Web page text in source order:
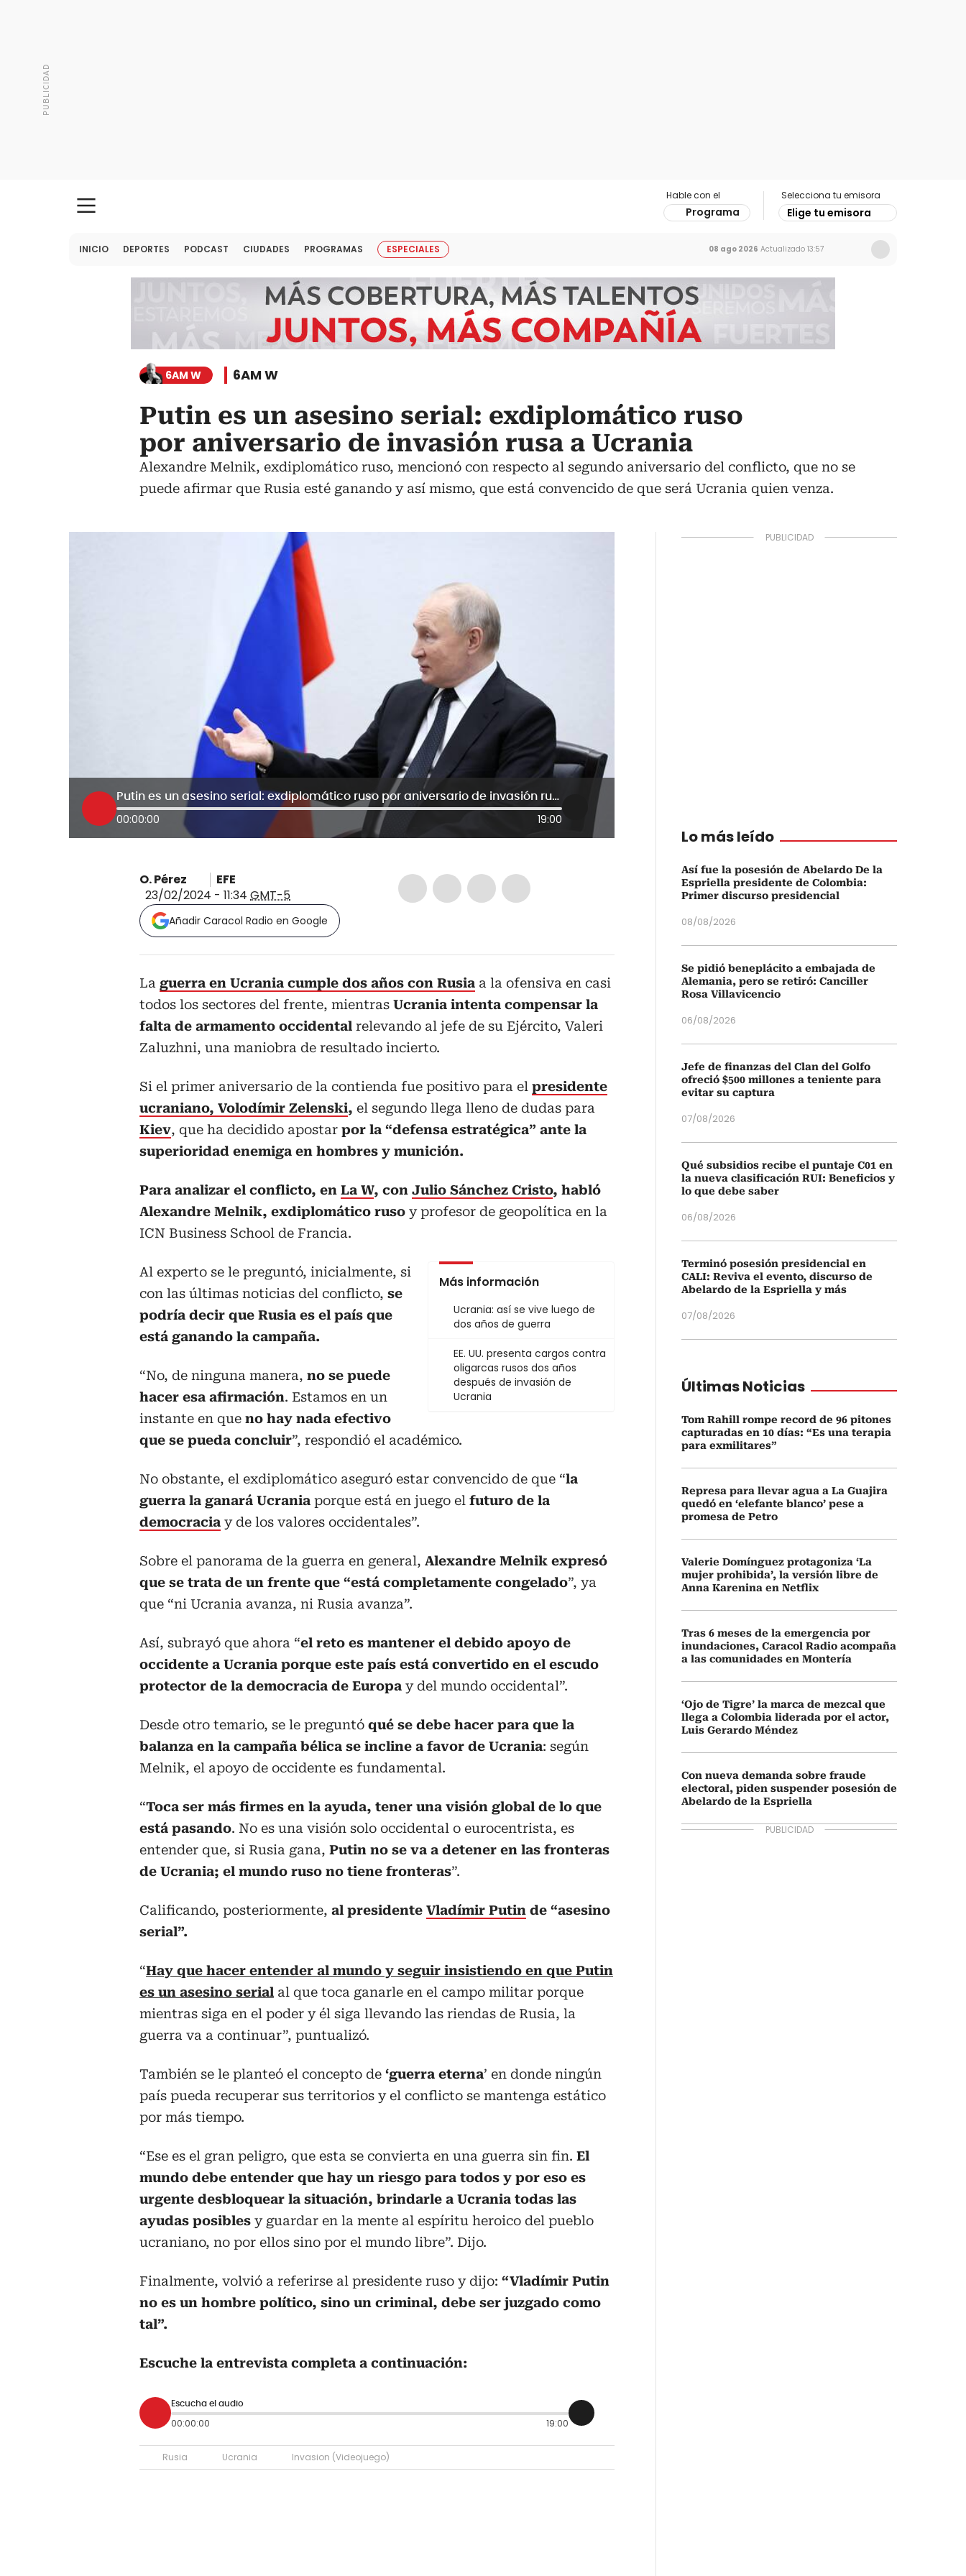
Hable con el
Programa
Selecciona tu emisora
Elige tu emisora
INICIO DEPORTES PODCAST CIUDADES PROGRAMAS ESPECIALES 08 ago 2026 Actualizado 13:57
6AM W 6AM W
Putin es un asesino serial: exdiplomático ruso
por aniversario de invasión rusa a Ucrania
Alexandre Melnik, exdiplomático ruso, mencionó con respecto al segundo aniversario del conflicto, que no se
puede afirmar que Rusia esté ganando y así mismo, que está convencido de que será Ucrania quien venza.
Putin es un asesino serial: exdiplomático ruso por aniversario de invasión rusa a Ucrania
00:00:00 19:00
O. Pérez
EFE
23/02/2024 - 11:34 GMT-5
Añadir Caracol Radio en Google
La guerra en Ucrania cumple dos años con Rusia a la ofensiva en casi
todos los sectores del frente, mientras Ucrania intenta compensar la
falta de armamento occidental relevando al jefe de su Ejército, Valeri
Zaluzhni, una maniobra de resultado incierto.
Si el primer aniversario de la contienda fue positivo para el presidente
ucraniano, Volodímir Zelenski, el segundo llega lleno de dudas para
Kiev, que ha decidido apostar por la “defensa estratégica” ante la
superioridad enemiga en hombres y munición.
Para analizar el conflicto, en La W, con Julio Sánchez Cristo, habló
Alexandre Melnik, exdiplomático ruso y profesor de geopolítica en la
ICN Business School de Francia.
Más información
Ucrania: así se vive luego de
dos años de guerra
EE. UU. presenta cargos contra
oligarcas rusos dos años
después de invasión de
Ucrania
Al experto se le preguntó, inicialmente, si
con las últimas noticias del conflicto, se
podría decir que Rusia es el país que
está ganando la campaña.
“No, de ninguna manera, no se puede
hacer esa afirmación. Estamos en un
instante en que no hay nada efectivo
que se pueda concluir”, respondió el académico.
No obstante, el exdiplomático aseguró estar convencido de que “la
guerra la ganará Ucrania porque está en juego el futuro de la
democracia y de los valores occidentales”.
Sobre el panorama de la guerra en general, Alexandre Melnik expresó
que se trata de un frente que “está completamente congelado”, ya
que “ni Ucrania avanza, ni Rusia avanza”.
Así, subrayó que ahora “el reto es mantener el debido apoyo de
occidente a Ucrania porque este país está convertido en el escudo
protector de la democracia de Europa y del mundo occidental”.
Desde otro temario, se le preguntó qué se debe hacer para que la
balanza en la campaña bélica se incline a favor de Ucrania: según
Melnik, el apoyo de occidente es fundamental.
“Toca ser más firmes en la ayuda, tener una visión global de lo que
está pasando. No es una visión solo occidental o eurocentrista, es
entender que, si Rusia gana, Putin no se va a detener en las fronteras
de Ucrania; el mundo ruso no tiene fronteras”.
Calificando, posteriormente, al presidente Vladímir Putin de “asesino
serial”.
“Hay que hacer entender al mundo y seguir insistiendo en que Putin
es un asesino serial al que toca ganarle en el campo militar porque
mientras siga en el poder y él siga llevando las riendas de Rusia, la
guerra va a continuar”, puntualizó.
También se le planteó el concepto de ‘guerra eterna’ en donde ningún
país pueda recuperar sus territorios y el conflicto se mantenga estático
por más tiempo.
“Ese es el gran peligro, que esta se convierta en una guerra sin fin. El
mundo debe entender que hay un riesgo para todos y por eso es
urgente desbloquear la situación, brindarle a Ucrania todas las
ayudas posibles y guardar en la mente al espíritu heroico del pueblo
ucraniano, no por ellos sino por el mundo libre”. Dijo.
Finalmente, volvió a referirse al presidente ruso y dijo: “Vladímir Putin
no es un hombre político, sino un criminal, debe ser juzgado como
tal”.
Escuche la entrevista completa a continuación:
Escucha el audio
00:00:00 19:00
Rusia Ucrania Invasion (Videojuego)
Lo más leído
Así fue la posesión de Abelardo De la
Espriella presidente de Colombia:
Primer discurso presidencial
08/08/2026
Se pidió beneplácito a embajada de
Alemania, pero se retiró: Canciller
Rosa Villavicencio
06/08/2026
Jefe de finanzas del Clan del Golfo
ofreció $500 millones a teniente para
evitar su captura
07/08/2026
Qué subsidios recibe el puntaje C01 en
la nueva clasificación RUI: Beneficios y
lo que debe saber
06/08/2026
Terminó posesión presidencial en
CALI: Reviva el evento, discurso de
Abelardo de la Espriella y más
07/08/2026
Últimas Noticias
Tom Rahill rompe record de 96 pitones
capturadas en 10 días: “Es una terapia
para exmilitares”
Represa para llevar agua a La Guajira
quedó en ‘elefante blanco’ pese a
promesa de Petro
Valerie Domínguez protagoniza ‘La
mujer prohibida’, la versión libre de
Anna Karenina en Netflix
Tras 6 meses de la emergencia por
inundaciones, Caracol Radio acompaña
a las comunidades en Montería
‘Ojo de Tigre’ la marca de mezcal que
llega a Colombia liderada por el actor,
Luis Gerardo Méndez
Con nueva demanda sobre fraude
electoral, piden suspender posesión de
Abelardo de la Espriella